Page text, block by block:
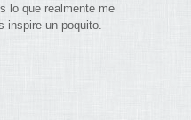
lo que realmente me
inspire un poquito.